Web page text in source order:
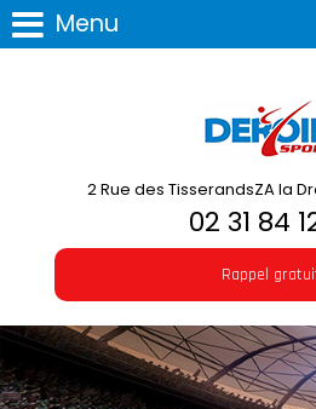
Menu
2 Rue des TisserandsZA la
02 31 84
Rappel